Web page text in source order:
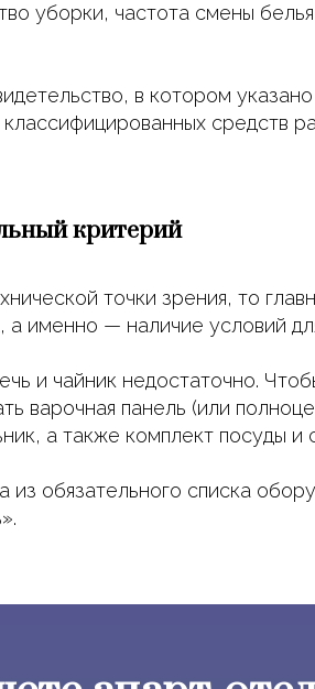
уборки, частота смены
в котором
средств
критерий
точки зрения, то
именно — наличие условий
и чайник недостаточно.
варочная панель (или
а также комплект посуды и
из обязательного списка